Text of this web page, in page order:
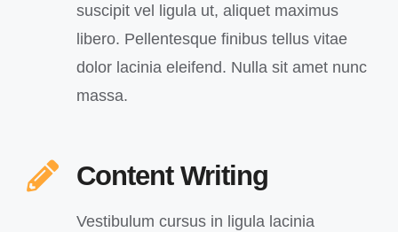
suscipit vel ligula ut, aliquet maximus
libero. Pellentesque finibus tellus vitae
dolor lacinia eleifend. Nulla sit amet nunc
massa.
Content Writing
Vestibulum cursus in ligula lacinia